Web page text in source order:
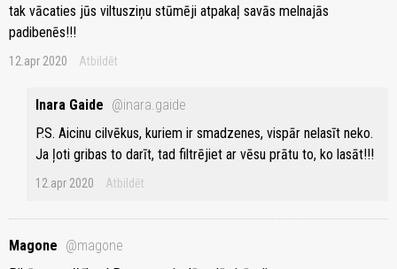
tak vācaties jūs viltusziņu stūmēji atpakaļ savās melnajās
padibenēs!!!
12.apr 2020 Atbildēt
Inara Gaide @inara.gaide
P.S. Aicinu cilvēkus, kuriem ir smadzenes, vispār nelasīt neko.
Ja ļoti gribas to darīt, tad filtrējiet ar vēsu prātu to, ko lasāt!!!
12.apr 2020 Atbildēt
Magone @magone